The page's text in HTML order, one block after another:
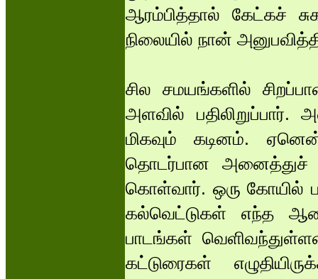
ஆரம்பித்தால் கேட்கச்
நிலையில் நான்
சில சமயங்களில்
அளவில் பதிலிறுப்பார்.
மிகவும் கடினம்.
தொடர்பான அனைத்துச்
கொள்வார். ஒரு கோயில்
கல்வெட்டுகள் எந்த
பாடங்கள்
கட்டுரைகள்